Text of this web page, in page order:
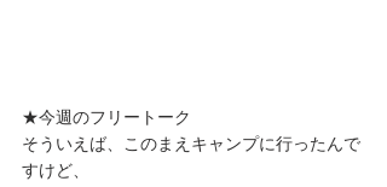
★今週のフリートーク
そういえば、このまえキャンプに行ったんで
すけど、